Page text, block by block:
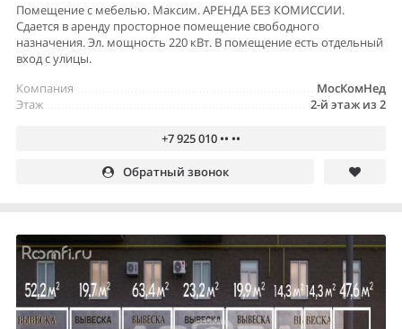
Помещение с мебелью. Максим. АРЕНДА БЕЗ КОМИССИИ.
Сдается в аренду просторное помещение свободного
назначения. Эл. мощность 220 кВт. В помещение есть отдельный
вход с улицы.
МосКомНед
Компания
2-й этаж из 2
Этаж
+7 925 010 •• ••
Обратный звонок